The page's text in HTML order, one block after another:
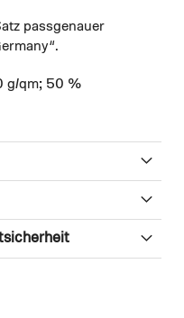
passgenauer
g/qm; 50 %